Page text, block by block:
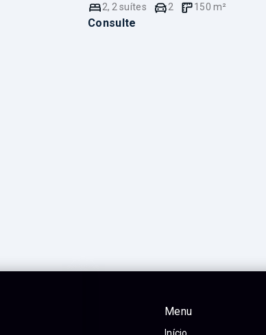
2, 2 suítes 2 150 m²
Consulte
Menu
Início